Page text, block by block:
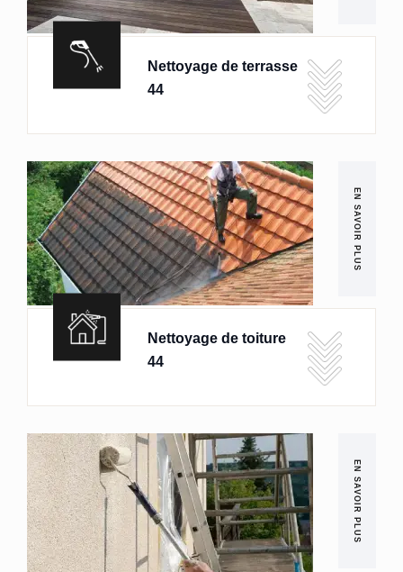
Nettoyage de terrasse
44
EN SAVOIR PLUS
Nettoyage de toiture
44
EN SAVOIR PLUS